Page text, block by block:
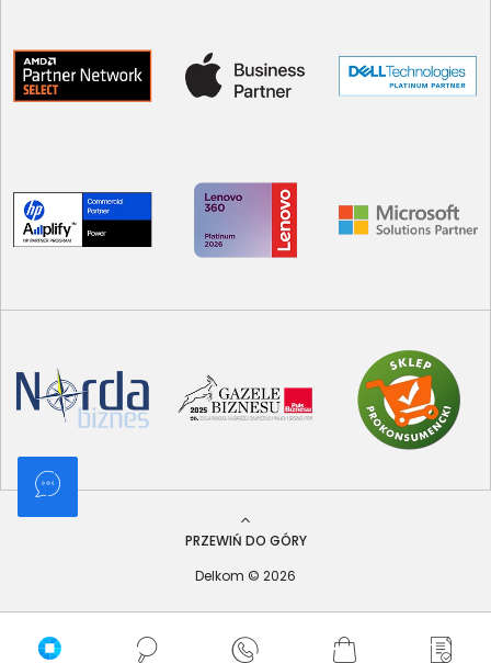
PRZEWIŃ DO GÓRY
Delkom © 2026